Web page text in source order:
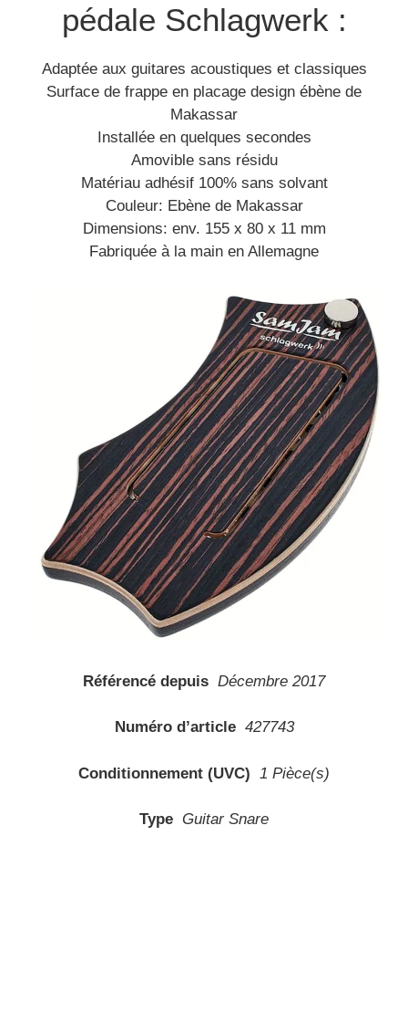
pédale Schlagwerk :
Adaptée aux guitares acoustiques et classiques
Surface de frappe en placage design ébène de
Makassar
Installée en quelques secondes
Amovible sans résidu
Matériau adhésif 100% sans solvant
Couleur: Ebène de Makassar
Dimensions: env. 155 x 80 x 11 mm
Fabriquée à la main en Allemagne
Référencé depuis Décembre 2017
Numéro d’article 427743
Conditionnement (UVC) 1 Pièce(s)
Type Guitar Snare